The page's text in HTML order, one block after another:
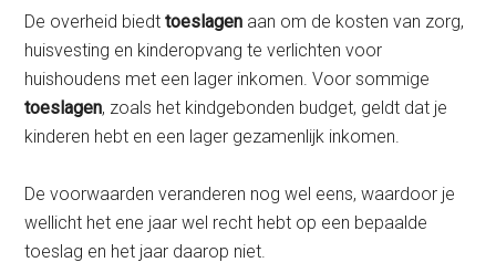
De overheid biedttoeslagen aan om de kosten van zorg,
huisvesting en kinderopvang te verlichten voor
huishoudens met een lager inkomen. Voor sommige
toeslagen, zoals het kindgebonden budget, geldt dat je
kinderen hebt en een lager gezamenlijk inkomen.
De voorwaarden veranderen nog wel eens, waardoor je
wellicht het ene jaar wel recht hebt op een bepaalde
toeslag en het jaar daarop niet.